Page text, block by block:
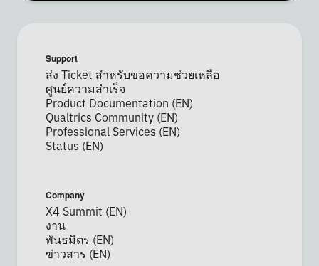
Support
ส่ง Ticket สำหรับขอความช่วยเหลือ
ศูนย์ความสำเร็จ
Product Documentation (EN)
Qualtrics Community (EN)
Professional Services (EN)
Status (EN)
Company
X4 Summit (EN)
งาน
พันธมิตร (EN)
ข่าวสาร (EN)